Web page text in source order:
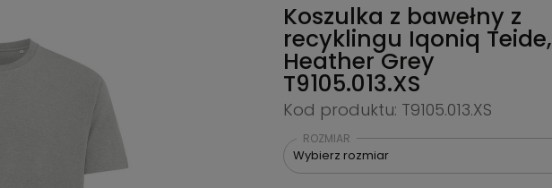
Koszulka z bawełny z
recyklingu Iqoniq Teide,
Heather Grey
T9105.013.XS
Kod produktu: T9105.013.XS
ROZMIAR
Wybierz rozmiar